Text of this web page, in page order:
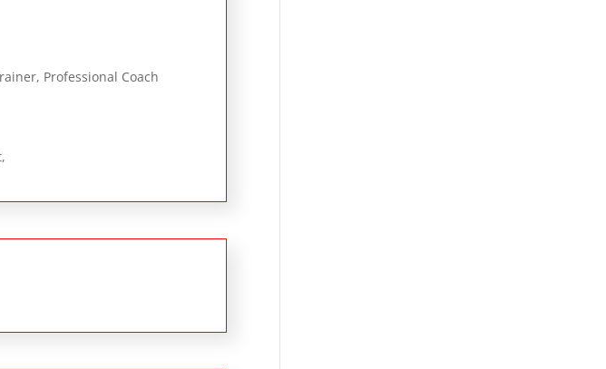
Professional Coach